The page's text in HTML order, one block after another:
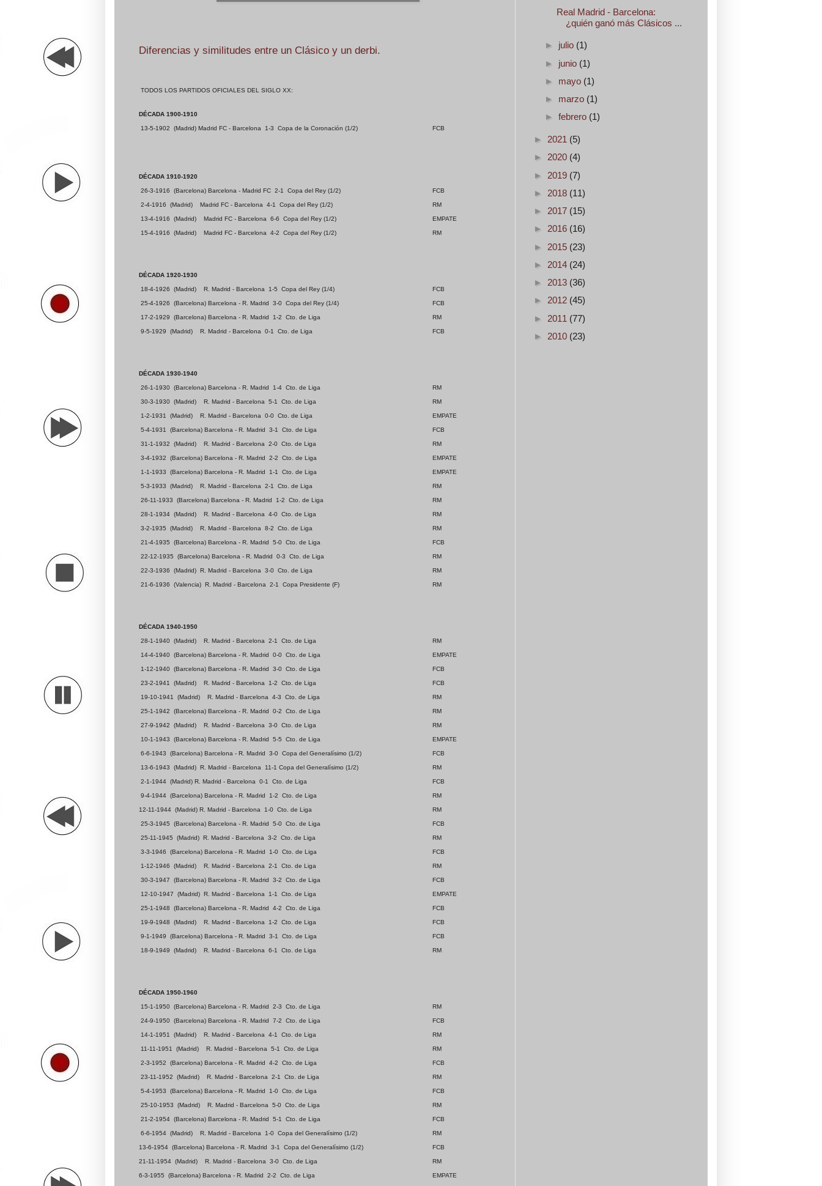
Diferencias y similitudes entre un Clásico y un derbi.
TODOS LOS PARTIDOS OFICIALES DEL SIGLO XX:
DÉCADA 1900-1910
13-5-1902 (Madrid) Madrid FC - Barcelona 1-3 Copa de la Coronación (1/2) FCB
DÉCADA 1910-1920
26-3-1916 (Barcelona) Barcelona - Madrid FC 2-1 Copa del Rey (1/2) FCB
2-4-1916 (Madrid) Madrid FC - Barcelona 4-1 Copa del Rey (1/2) RM
13-4-1916 (Madrid) Madrid FC - Barcelona 6-6 Copa del Rey (1/2) EMPATE
15-4-1916 (Madrid) Madrid FC - Barcelona 4-2 Copa del Rey (1/2) RM
DÉCADA 1920-1930
18-4-1926 (Madrid) R. Madrid - Barcelona 1-5 Copa del Rey (1/4) FCB
25-4-1926 (Barcelona) Barcelona - R. Madrid 3-0 Copa del Rey (1/4) FCB
17-2-1929 (Barcelona) Barcelona - R. Madrid 1-2 Cto. de Liga RM
9-5-1929 (Madrid) R. Madrid - Barcelona 0-1 Cto. de Liga FCB
DÉCADA 1930-1940
26-1-1930 (Barcelona) Barcelona - R. Madrid 1-4 Cto. de Liga RM
30-3-1930 (Madrid) R. Madrid - Barcelona 5-1 Cto. de Liga RM
1-2-1931 (Madrid) R. Madrid - Barcelona 0-0 Cto. de Liga EMPATE
5-4-1931 (Barcelona) Barcelona - R. Madrid 3-1 Cto. de Liga FCB
31-1-1932 (Madrid) R. Madrid - Barcelona 2-0 Cto. de Liga RM
3-4-1932 (Barcelona) Barcelona - R. Madrid 2-2 Cto. de Liga EMPATE
1-1-1933 (Barcelona) Barcelona - R. Madrid 1-1 Cto. de Liga EMPATE
5-3-1933 (Madrid) R. Madrid - Barcelona 2-1 Cto. de Liga RM
26-11-1933 (Barcelona) Barcelona - R. Madrid 1-2 Cto. de Liga RM
28-1-1934 (Madrid) R. Madrid - Barcelona 4-0 Cto. de Liga RM
3-2-1935 (Madrid) R. Madrid - Barcelona 8-2 Cto. de Liga RM
21-4-1935 (Barcelona) Barcelona - R. Madrid 5-0 Cto. de Liga FCB
22-12-1935 (Barcelona) Barcelona - R. Madrid 0-3 Cto. de Liga RM
22-3-1936 (Madrid) R. Madrid - Barcelona 3-0 Cto. de Liga RM
21-6-1936 (Valencia) R. Madrid - Barcelona 2-1 Copa Presidente (F) RM
DÉCADA 1940-1950
28-1-1940 (Madrid) R. Madrid - Barcelona 2-1 Cto. de Liga RM
14-4-1940 (Barcelona) Barcelona - R. Madrid 0-0 Cto. de Liga EMPATE
1-12-1940 (Barcelona) Barcelona - R. Madrid 3-0 Cto. de Liga FCB
23-2-1941 (Madrid) R. Madrid - Barcelona 1-2 Cto. de Liga FCB
19-10-1941 (Madrid) R. Madrid - Barcelona 4-3 Cto. de Liga RM
25-1-1942 (Barcelona) Barcelona - R. Madrid 0-2 Cto. de Liga RM
27-9-1942 (Madrid) R. Madrid - Barcelona 3-0 Cto. de Liga RM
10-1-1943 (Barcelona) Barcelona - R. Madrid 5-5 Cto. de Liga EMPATE
6-6-1943 (Barcelona) Barcelona - R. Madrid 3-0 Copa del Generalísimo (1/2) FCB
13-6-1943 (Madrid) R. Madrid - Barcelona 11-1 Copa del Generalísimo (1/2) RM
2-1-1944 (Madrid) R. Madrid - Barcelona 0-1 Cto. de Liga FCB
9-4-1944 (Barcelona) Barcelona - R. Madrid 1-2 Cto. de Liga RM
12-11-1944 (Madrid) R. Madrid - Barcelona 1-0 Cto. de Liga RM
25-3-1945 (Barcelona) Barcelona - R. Madrid 5-0 Cto. de Liga FCB
25-11-1945 (Madrid) R. Madrid - Barcelona 3-2 Cto. de Liga RM
3-3-1946 (Barcelona) Barcelona - R. Madrid 1-0 Cto. de Liga FCB
1-12-1946 (Madrid) R. Madrid - Barcelona 2-1 Cto. de Liga RM
30-3-1947 (Barcelona) Barcelona - R. Madrid 3-2 Cto. de Liga FCB
12-10-1947 (Madrid) R. Madrid - Barcelona 1-1 Cto. de Liga EMPATE
25-1-1948 (Barcelona) Barcelona - R. Madrid 4-2 Cto. de Liga FCB
19-9-1948 (Madrid) R. Madrid - Barcelona 1-2 Cto. de Liga FCB
9-1-1949 (Barcelona) Barcelona - R. Madrid 3-1 Cto. de Liga FCB
18-9-1949 (Madrid) R. Madrid - Barcelona 6-1 Cto. de Liga RM
DÉCADA 1950-1960
15-1-1950 (Barcelona) Barcelona - R. Madrid 2-3 Cto. de Liga RM
24-9-1950 (Barcelona) Barcelona - R. Madrid 7-2 Cto. de Liga FCB
14-1-1951 (Madrid) R. Madrid - Barcelona 4-1 Cto. de Liga RM
11-11-1951 (Madrid) R. Madrid - Barcelona 5-1 Cto. de Liga RM
2-3-1952 (Barcelona) Barcelona - R. Madrid 4-2 Cto. de Liga FCB
23-11-1952 (Madrid) R. Madrid - Barcelona 2-1 Cto. de Liga RM
5-4-1953 (Barcelona) Barcelona - R. Madrid 1-0 Cto. de Liga FCB
25-10-1953 (Madrid) R. Madrid - Barcelona 5-0 Cto. de Liga RM
21-2-1954 (Barcelona) Barcelona - R. Madrid 5-1 Cto. de Liga FCB
6-6-1954 (Madrid) R. Madrid - Barcelona 1-0 Copa del Generalísimo (1/2) RM
13-6-1954 (Barcelona) Barcelona - R. Madrid 3-1 Copa del Generalísimo (1/2) FCB
21-11-1954 (Madrid) R. Madrid - Barcelona 3-0 Cto. de Liga RM
6-3-1955 (Barcelona) Barcelona - R. Madrid 2-2 Cto. de Liga EMPATE
Real Madrid - Barcelona:
¿quién ganó más Clásicos ...
► julio (1)
► junio (1)
► mayo (1)
► marzo (1)
► febrero (1)
► 2021 (5)
► 2020 (4)
► 2019 (7)
► 2018 (11)
► 2017 (15)
► 2016 (16)
► 2015 (23)
► 2014 (24)
► 2013 (36)
► 2012 (45)
► 2011 (77)
► 2010 (23)